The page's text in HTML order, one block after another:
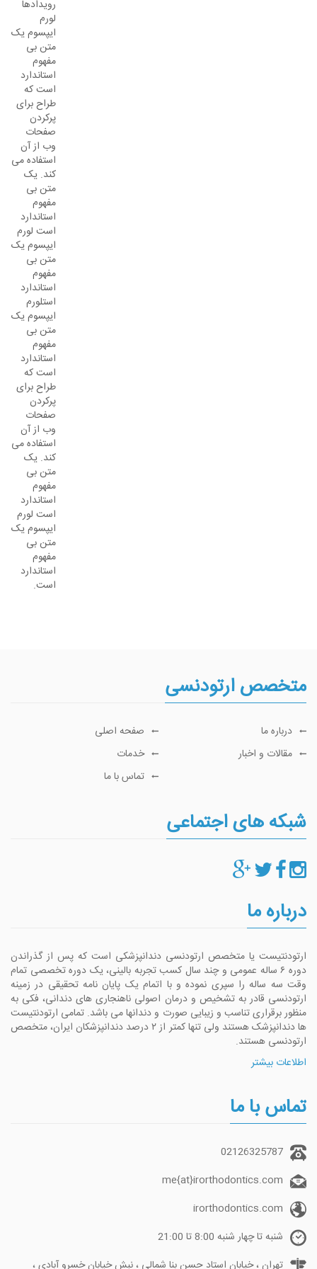
رویدادها
لورم
ایپسوم یک
متن بی
مفهوم
استاندارد
است که
طراح برای
پرکردن
صفحات
وب از آن
استفاده می
کند. یک
متن بی
مفهوم
استاندارد
است لورم
ایپسوم یک
متن بی
مفهوم
استاندارد
استلورم
ایپسوم یک
متن بی
مفهوم
استاندارد
است که
طراح برای
پرکردن
صفحات
وب از آن
استفاده می
کند. یک
متن بی
مفهوم
استاندارد
است لورم
ایپسوم یک
متن بی
مفهوم
استاندارد
است.
متخصص ارتودنسی
صفحه اصلی
درباره ما
خدمات
مقالات و اخبار
تماس با ما
شبکه های اجتماعی
درباره ما
ارتودنتیست یا متخصص ارتودنسی دندانپزشکی است که پس از گذراندن
دوره ۶ ساله عمومی و چند سال کسب تجربه بالینی، یک دوره تخصصی تمام
وقت سه ساله را سپری نموده و با اتمام یک پایان نامه تحقیقی در زمینه
ارتودنسی قادر به تشخیص و درمان اصولی ناهنجاری های دندانی، فکی به
منظور برقراری تناسب و زیبایی صورت و دندانها می باشد. تمامی ارتودنتیست
ها دندانپزشک هستند ولی تنها کمتر از ۲ درصد دندانپزشکان ایران، متخصص
ارتودنسی هستند.
اطلاعات بیشتر
تماس با ما
02126325787
me{at}irorthodontics.com
irorthodontics.com
شنبه تا چهار شنبه 8:00 تا 21:00
تهران ، خیابان استاد حسن بنا شمالی ، نبش خیابان خسرو آبادی ،